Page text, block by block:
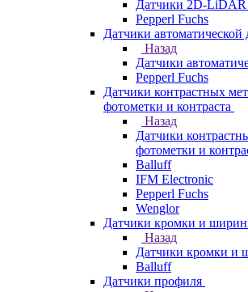
Датчики 2D-LiDAR
Pepperl Fuchs
Датчики автоматической
Назад
Датчики
Pepperl Fuchs
Датчики контрастных
фотометки и контраста
Назад
Датчики
фотометки и
Balluff
IFM Electronic
Pepperl Fuchs
Wenglor
Датчики кромки и
Назад
Датчики кромки и
Balluff
Датчики профиля